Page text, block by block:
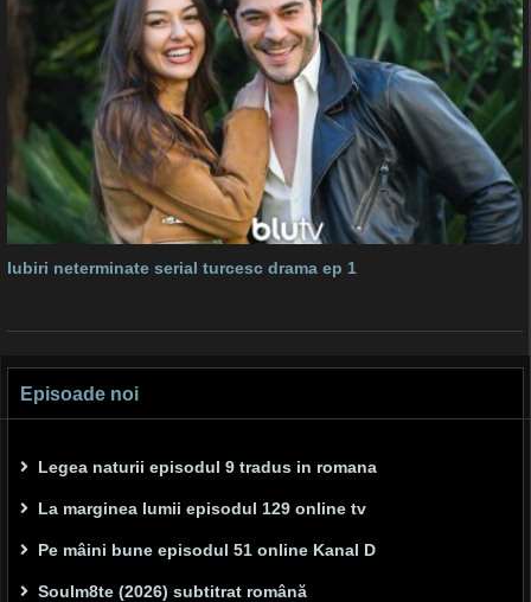
Iubiri neterminate serial turcesc drama ep 1
Episoade noi
Legea naturii episodul 9 tradus in romana
La marginea lumii episodul 129 online tv
Pe mâini bune episodul 51 online Kanal D
Soulm8te (2026) subtitrat română